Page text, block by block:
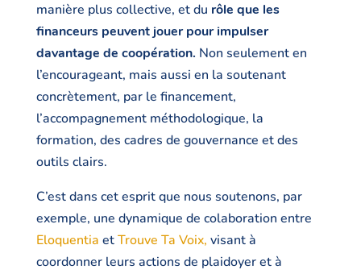
manière plus collective, et du rôle que les
financeurs peuvent jouer pour impulser
davantage de coopération. Non seulement en
l’encourageant, mais aussi en la soutenant
concrètement, par le financement,
l’accompagnement méthodologique, la
formation, des cadres de gouvernance et des
outils clairs.
C’est dans cet esprit que nous soutenons, par
exemple, une dynamique de colaboration entre
Eloquentia etTrouve Ta Voix, visant à
coordonner leurs actions de plaidoyer et à